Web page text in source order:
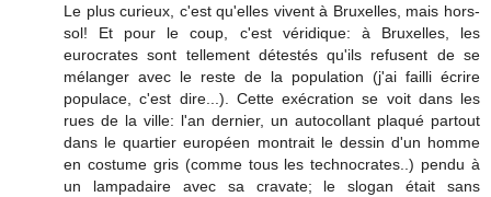
Le plus curieux, c'est qu'elles vivent à Bruxelles, mais hors-
sol! Et pour le coup, c'est véridique: à Bruxelles, les
eurocrates sont tellement détestés qu'ils refusent de se
mélanger avec le reste de la population (j'ai failli écrire
populace, c'est dire...). Cette exécration se voit dans les
rues de la ville: l'an dernier, un autocollant plaqué partout
dans le quartier européen montrait le dessin d'un homme
en costume gris (comme tous les technocrates..) pendu à
un lampadaire avec sa cravate; le slogan était sans